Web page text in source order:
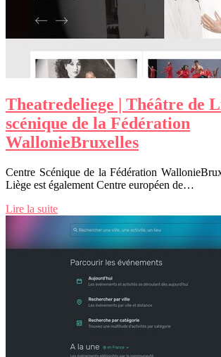
Theat­redelie­ge | Théâtre de
scénique de la Fédération
WallonieBruxelles
Centre Scénique de la Fédération
Liège est également Centre européen de…
Lire la suite